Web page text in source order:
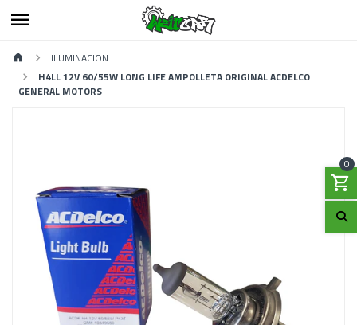
0
ILUMINACION
H4LL 12V 60/55W LONG LIFE AMPOLLETA ORIGINAL ACDELCO
GENERAL MOTORS
Previous